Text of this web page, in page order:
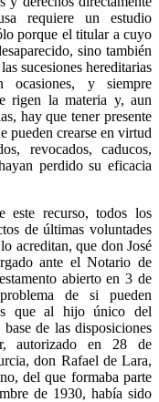
requiere un estudio
porque el titular a cuyo
sino también
sucesiones hereditarias
y siempre
rigen la materia y, aun
hay que tener presente
pueden crearse en virtud
revocados, caducos,
perdido su eficacia
este recurso, todos los
de últimas voluntades
acreditan, que don José
ante el Notario de
abierto en 3 de
de si pueden
que al hijo único del
de las disposiciones
autorizado en 28 de
don Rafael de Lara,
del que formaba parte
de 1930, había sido